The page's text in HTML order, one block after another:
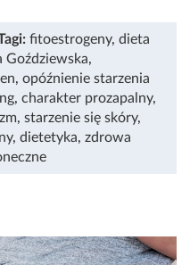
fitoestrogeny, dieta
Goździewska,
, opóźnienie starzenia
, charakter prozapalny,
, starzenie się skóry,
, dietetyka, zdrowa